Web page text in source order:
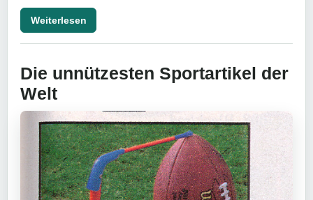
Weiterlesen
Die unnützesten Sportartikel der
Welt